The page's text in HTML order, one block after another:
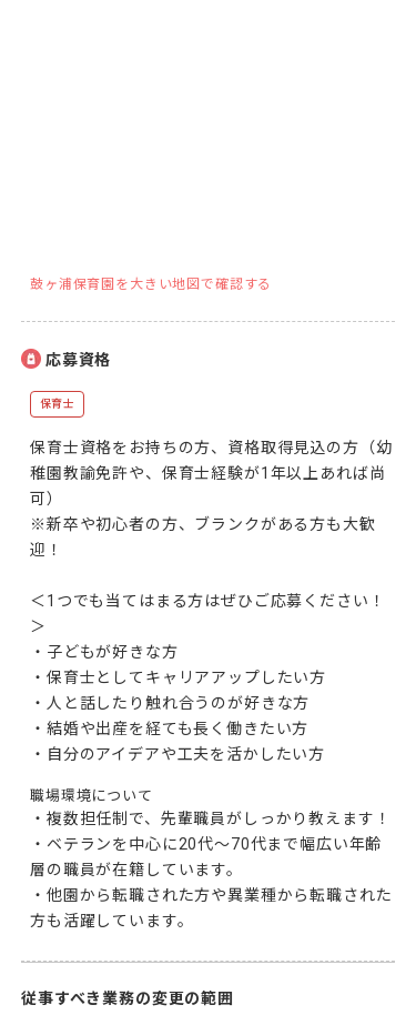
鼓ヶ浦保育園を大きい地図で確認する
応募資格
保育士
保育士資格をお持ちの方、資格取得見込の方（幼
稚園教諭免許や、保育士経験が1年以上あれば尚
可）
※新卒や初心者の方、ブランクがある方も大歓
迎！
＜1つでも当てはまる方はぜひご応募ください！
＞
・子どもが好きな方
・保育士としてキャリアアップしたい方
・人と話したり触れ合うのが好きな方
・結婚や出産を経ても長く働きたい方
・自分のアイデアや工夫を活かしたい方
職場環境について
・複数担任制で、先輩職員がしっかり教えます！
・ベテランを中心に20代～70代まで幅広い年齢
層の職員が在籍しています。
・他園から転職された方や異業種から転職された
方も活躍しています。
従事すべき業務の変更の範囲